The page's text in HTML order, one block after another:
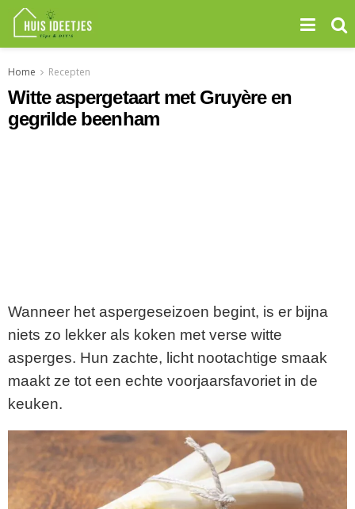
Home Recepten
Witte aspergetaart met Gruyère en
gegrilde beenham
Wanneer het aspergeseizoen begint, is er bijna
niets zo lekker als koken met verse witte
asperges. Hun zachte, licht nootachtige smaak
maakt ze tot een echte voorjaarsfavoriet in de
keuken.